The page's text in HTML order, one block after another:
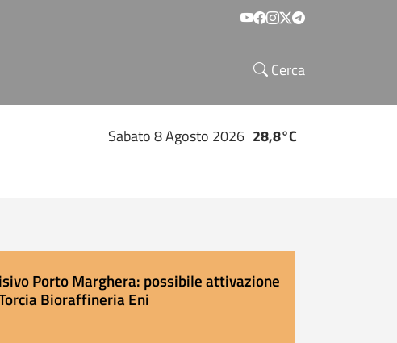
Social menu
Cerca
Sabato 8 Agosto 2026 28,8°C
Porto Marghera: possibile attivazione
Bioraffineria Eni